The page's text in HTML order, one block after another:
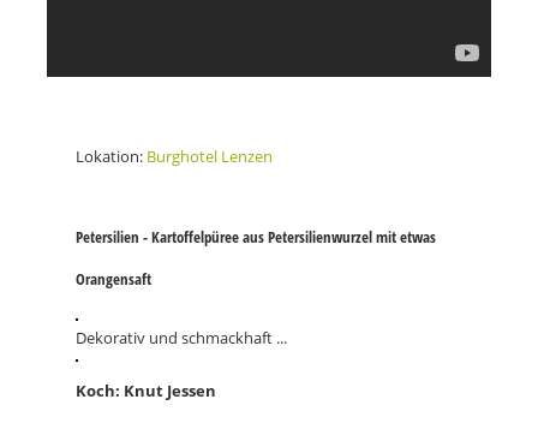
Lokation: Burghotel Lenzen
Petersilien - Kartoffelpüree aus Petersilienwurzel mit etwas
Orangensaft
Dekorativ und schmackhaft ...
Koch: Knut Jessen